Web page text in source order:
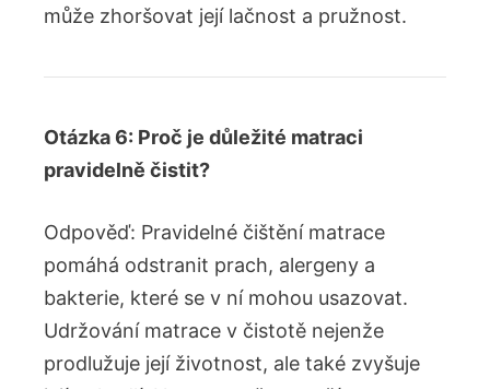
může zhoršovat její lačnost a pružnost.
Otázka 6: Proč je důležité matraci
pravidelně čistit?
Odpověď: Pravidelné čištění matrace
pomáhá odstranit prach, alergeny a
bakterie, které se v ní mohou usazovat.
Udržování matrace v čistotě nejenže
prodlužuje její životnost, ale také zvyšuje